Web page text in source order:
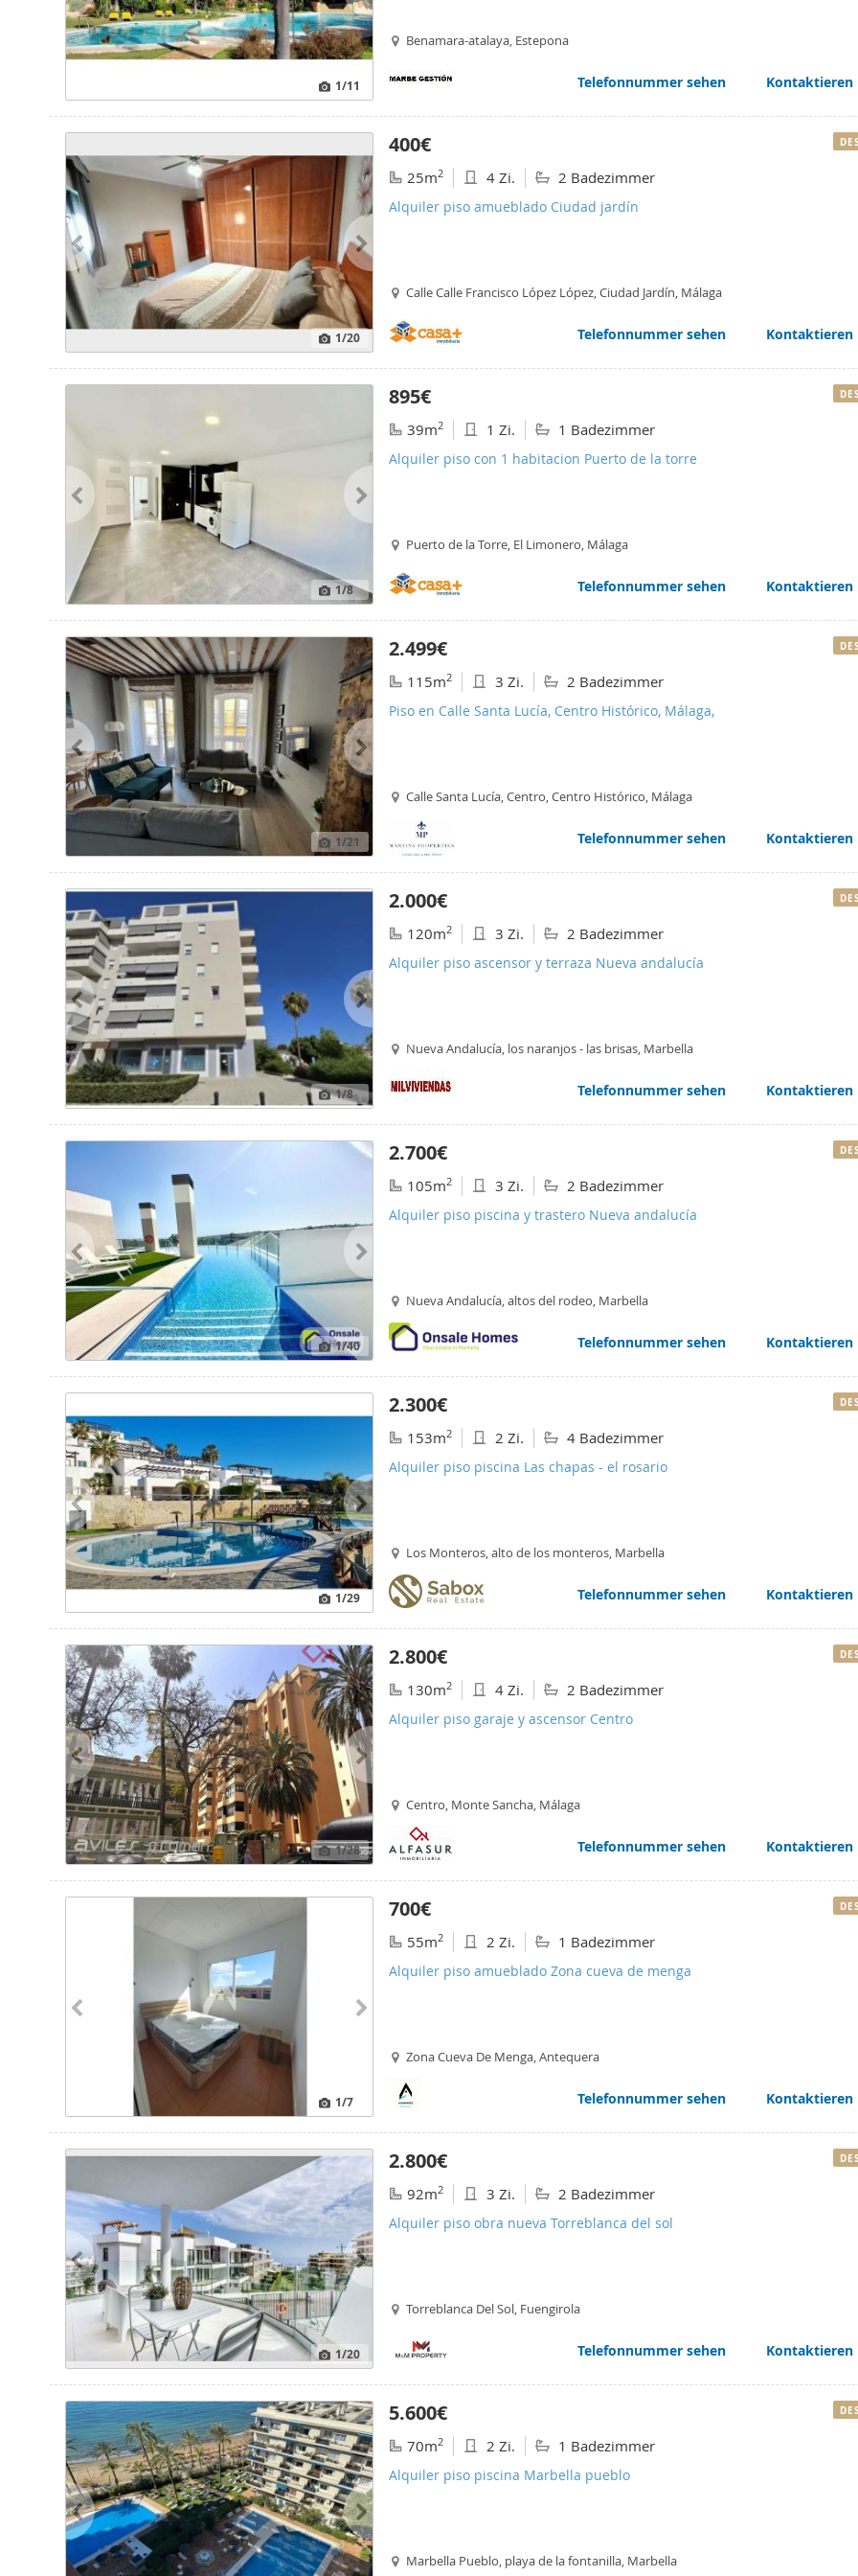
1/11
Benamara-atalaya, Estepona
Telefonnummer sehen Kontaktieren
1/20
400€
25m2 4 Zi. 2 Badezimmer
Alquiler piso amueblado Ciudad jardín
Calle Calle Francisco López López, Ciudad Jardín, Málaga
Telefonnummer sehen Kontaktieren
1/8
895€
39m2 1 Zi. 1 Badezimmer
Alquiler piso con 1 habitacion Puerto de la torre
Puerto de la Torre, El Limonero, Málaga
Telefonnummer sehen Kontaktieren
1/21
2.499€
115m2 3 Zi. 2 Badezimmer
Piso en Calle Santa Lucía, Centro Histórico, Málaga,
Calle Santa Lucía, Centro, Centro Histórico, Málaga
Telefonnummer sehen Kontaktieren
1/8
2.000€
120m2 3 Zi. 2 Badezimmer
Alquiler piso ascensor y terraza Nueva andalucía
Nueva Andalucía, los naranjos - las brisas, Marbella
Telefonnummer sehen Kontaktieren
1/40
2.700€
105m2 3 Zi. 2 Badezimmer
Alquiler piso piscina y trastero Nueva andalucía
Nueva Andalucía, altos del rodeo, Marbella
Telefonnummer sehen Kontaktieren
1/29
2.300€
153m2 2 Zi. 4 Badezimmer
Alquiler piso piscina Las chapas - el rosario
Los Monteros, alto de los monteros, Marbella
Telefonnummer sehen Kontaktieren
1/28
2.800€
130m2 4 Zi. 2 Badezimmer
Alquiler piso garaje y ascensor Centro
Centro, Monte Sancha, Málaga
Telefonnummer sehen Kontaktieren
1/7
700€
55m2 2 Zi. 1 Badezimmer
Alquiler piso amueblado Zona cueva de menga
Zona Cueva De Menga, Antequera
Telefonnummer sehen Kontaktieren
1/20
2.800€
92m2 3 Zi. 2 Badezimmer
Alquiler piso obra nueva Torreblanca del sol
Torreblanca Del Sol, Fuengirola
Telefonnummer sehen Kontaktieren
5.600€
70m2 2 Zi. 1 Badezimmer
Alquiler piso piscina Marbella pueblo
Marbella Pueblo, playa de la fontanilla, Marbella